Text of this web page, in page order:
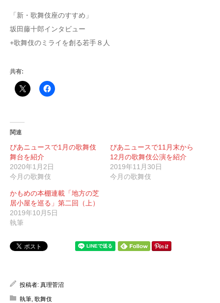
「新・歌舞伎座のすすめ」
坂田藤十郎インタビュー
+歌舞伎のミライを創る若手８人
共有:
関連
ぴあニュースで1月の歌舞伎
舞台を紹介
2020年1月2日
今月の歌舞伎
ぴあニュースで11月末から
12月の歌舞伎公演を紹介
2019年11月30日
今月の歌舞伎
かもめの本棚連載「地方の芝
居小屋を巡る」第二回（上）
2019年10月5日
執筆
投稿者: 真理菅沼
執筆, 歌舞伎